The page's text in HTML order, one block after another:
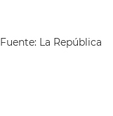
Fuente: La República